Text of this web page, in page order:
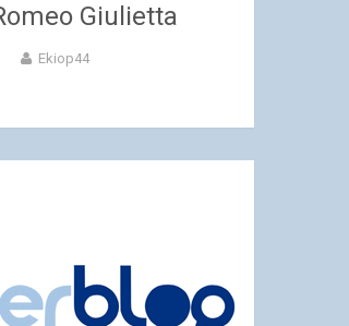
Giulietta
Ekiop44